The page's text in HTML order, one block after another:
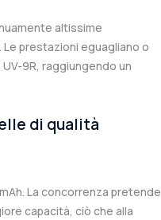
altissime
prestazioni eguagliano o
9R, raggiungendo un
di qualità
La concorrenza pretende
capacità, ciò che alla